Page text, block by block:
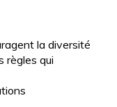
la diversité
règles qui